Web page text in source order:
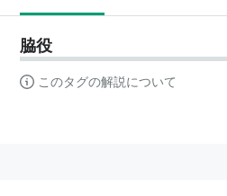
脇役
このタグの解説について